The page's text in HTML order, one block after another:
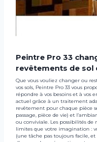
Peintre Pro 33
revêtements de sol
Que vous vouliez changer ou
vos sols, Peintre Pro 33 vous
répondre à vos besoins et à vos
actuel grâce à un traitement
revêtement pour chaque pièce
passage, pièce de vie) et
ou conviviale. Les possibilités
limites que votre imagination :
(une tâche pas toujours facile,